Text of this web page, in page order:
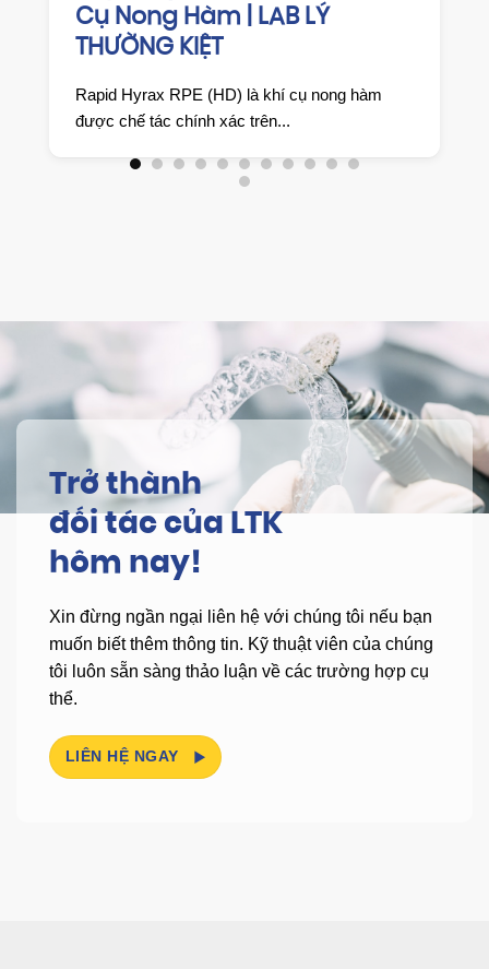
DUY TRÌ KẾT QUẢ CHỈNH NHA
HIỆU QUẢ TỪ LAB LÝ THƯỜNG
🔹 Giới thiệu chung Hawley Retainer là khí cụ
duy trì tháo lắp kinh điển,...
Trở thành
đối tác của LTK
hôm nay!
Xin đừng ngần ngại liên hệ với chúng tôi nếu bạn
muốn biết thêm thông tin. Kỹ thuật viên của chúng
tôi luôn sẵn sàng thảo luận về các trường hợp cụ
thể.
LIÊN HỆ NGAY